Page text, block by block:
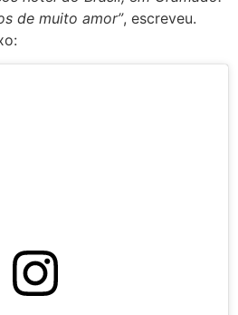
de muito amor”, escreveu.